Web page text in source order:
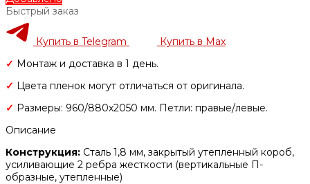
Быстрый заказ
Купить в Telegram
Купить в Max
✓ Монтаж и доставка в 1 день.
✓ Цвета пленок могут отличаться от оригинала.
✓ Размеры: 960/880х2050 мм. Петли: правые/левые.
Описание
Конструкция: Сталь 1,8 мм, закрытый утепленный короб,
усиливающие 2 ребра жесткости (вертикальные П-
образные, утепленные)